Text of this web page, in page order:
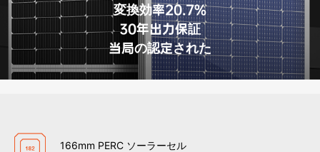
変換効率20.7%
30年出力保証
当局の認定された
166mm PERC ソーラーセル